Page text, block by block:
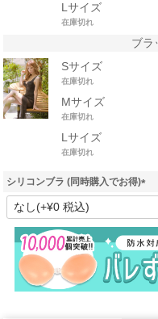
Lサイズ
在庫切れ
ブラ
Sサイズ
在庫切れ
Mサイズ
在庫切れ
Lサイズ
在庫切れ
シリコンブラ (同時購入でお得)
(
須
)